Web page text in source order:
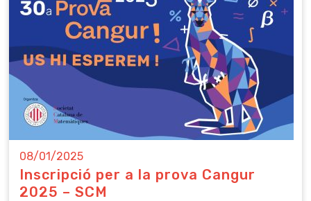
08/01/2025
Inscripció per a la prova Cangur
2025 – SCM